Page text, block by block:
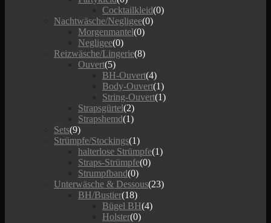
Cocktailkleid(0)
Nachtwäsche/Negligee(0)
Morgenmantel(0)
Negligee(0)
Reizwäsche/Lingerie(8)
Ouvert(5)
BH-Ouvert(4)
Body-Ouvert(1)
String-Ouvert(1)
Strapsgürtel(2)
Strapshemd(1)
Sets(9)
Strümpfe/Stockings(1)
halterlose Strümpfe(1)
Straps-Strümpfe(0)
Strumpfband(0)
Unterwäsche & Dessous(23)
BH/Bustier(18)
Bügel BH(4)
Holster(0)